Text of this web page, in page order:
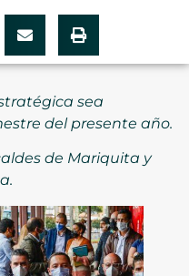
sea
del presente año.
de Mariquita y